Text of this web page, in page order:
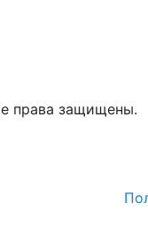
права защищены.